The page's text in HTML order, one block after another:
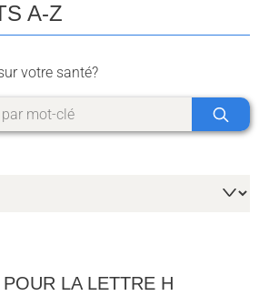
A-Z
votre santé?
LA LETTRE H